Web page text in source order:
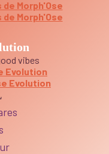
vibes